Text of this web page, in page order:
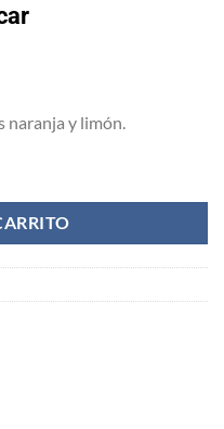
naranja y limón.